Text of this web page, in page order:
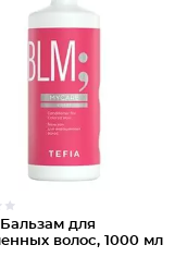
Бальзам для
волос, 1000 мл